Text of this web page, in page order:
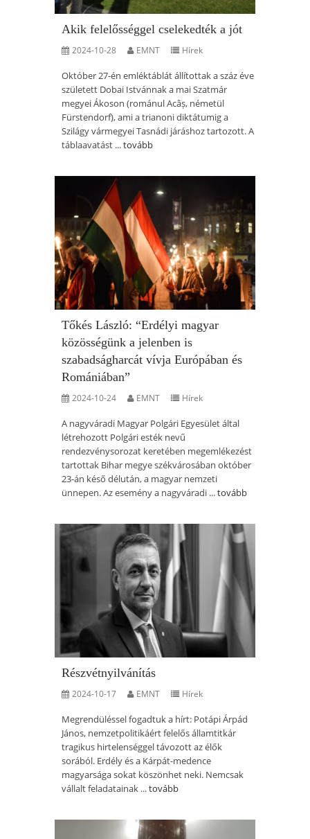
Akik felelősséggel cselekedték a jót
2024-10-28 EMNT Hírek
Október 27-én emléktáblát állítottak a száz éve
született Dobai Istvánnak a mai Szatmár
megyei Ákoson (románul Acâș, németül
Fürstendorf), ami a trianoni diktátumig a
Szilágy vármegyei Tasnádi járáshoz tartozott. A
táblaavatást ...tovább
Tőkés László: “Erdélyi magyar
közösségünk a jelenben is
szabadságharcát vívja Európában és
Romániában”
2024-10-24 EMNT Hírek
A nagyváradi Magyar Polgári Egyesület által
létrehozott Polgári esték nevű
rendezvénysorozat keretében megemlékezést
tartottak Bihar megye székvárosában október
23-án késő délután, a magyar nemzeti
ünnepen. Az esemény a nagyváradi ...tovább
Részvétnyilvánítás
2024-10-17 EMNT Hírek
Megrendüléssel fogadtuk a hírt: Potápi Árpád
János, nemzetpolitikáért felelős államtitkár
tragikus hirtelenséggel távozott az élők
sorából. Erdély és a Kárpát-medence
magyarsága sokat köszönhet neki. Nemcsak
vállalt feladatainak ...tovább